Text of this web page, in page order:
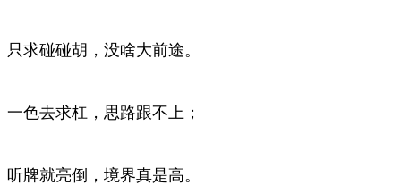
只求碰碰胡，没啥大前途。
一色去求杠，思路跟不上；
听牌就亮倒，境界真是高。